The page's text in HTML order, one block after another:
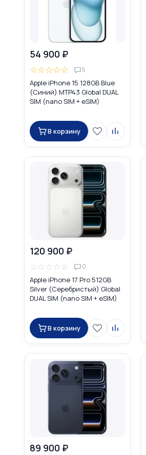
54 900 ₽
☆☆☆☆☆ 5
Apple iPhone 15 128GB Blue
(Синий) MTP43 Global DUAL
SIM (nano SIM + eSIM)
В корзину
120 900 ₽
☆☆☆☆☆ 0
Apple iPhone 17 Pro 512GB
Silver (Серебристый) Global
DUAL SIM (nano SIM + eSIM)
В корзину
89 900 ₽